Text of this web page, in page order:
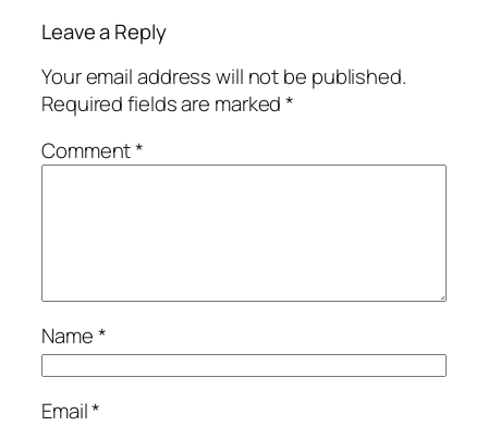
Leave a Reply
Your email address will not be published.
Required fields are marked*
Comment*
Name*
Email*